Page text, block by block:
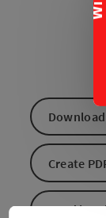
Create
Send